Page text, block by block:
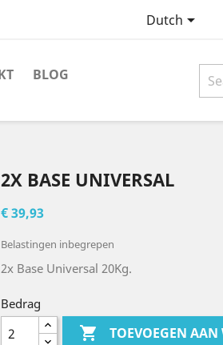
Dutch
BLOG
2X BASE UNIVERSAL
€ 39,93
Belastingen inbegrepen
2x Base Universal 20Kg.
Bedrag
 TOEVOEGEN